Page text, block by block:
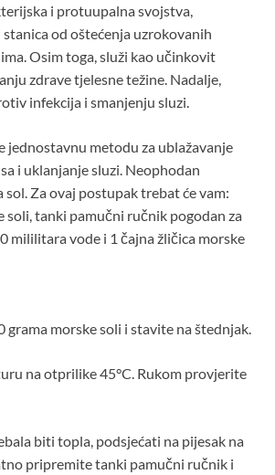
i protuupalna svojstva,
od oštećenja uzrokovanih
Osim toga, služi kao učinkovit
zdrave tjelesne težine. Nadalje,
infekcija i smanjenju sluzi.
jednostavnu metodu za ublažavanje
i uklanjanje sluzi. Neophodan
sol. Za ovaj postupak trebat će vam:
soli, tanki pamučni ručnik pogodan za
mililitara vode i 1 čajna žličica morske
grama morske soli i stavite na štednjak.
na otprilike 45°C. Rukom provjerite
biti topla, podsjećati na pijesak na
pripremite tanki pamučni ručnik i